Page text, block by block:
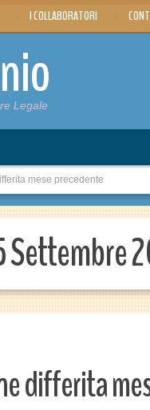
I COLLABORATORI
Legale
mese precedente
Settembre
differita